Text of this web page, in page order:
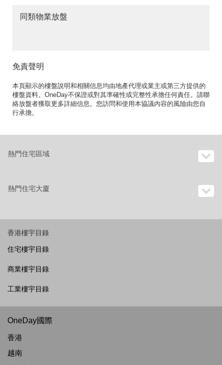
同類物業放盤
免責聲明
本頁顯示的樓盤說明和相關信息均由地產代理或業主或第三方提供的
樓盤資料。OneDay不保證或對其準確性或完整性承擔任何責任。請聯
絡放盤者獲取更多詳細信息。您訪問和使用本協議內容的風險由您自
行承擔。
熱門住宅區域
熱門住宅大廈
香港樓宇目錄
住宅樓宇目錄
商業樓宇目錄
工業樓宇目錄
OneDay國際
香港
越南